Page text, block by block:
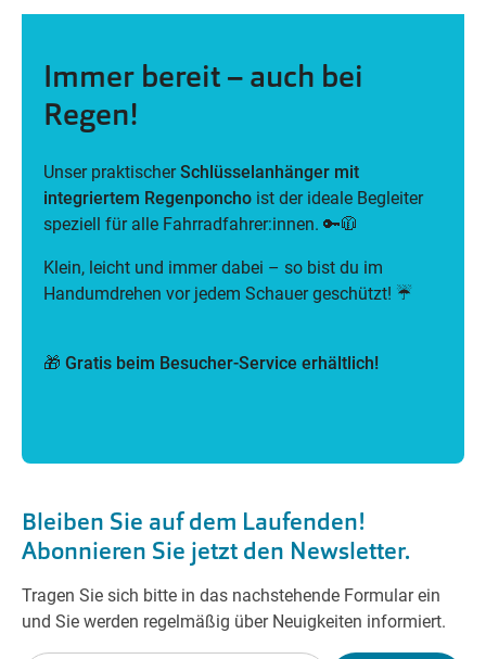
Mehr erfahren
Immer bereit – auch bei
Regen!
Unser praktischerSchlüsselanhänger mit
integriertem Regenponcho ist der ideale Begleiter
speziell für alle Fahrradfahrer:innen. 🔑🧥
Klein, leicht und immer dabei – so bist du im
Handumdrehen vor jedem Schauer geschützt! ☔
🎁 Gratis beim Besucher-Service erhältlich!